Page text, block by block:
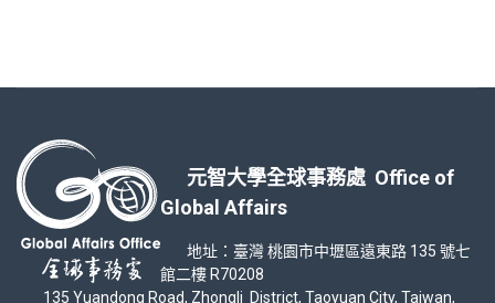
元智大學全球事務處 Office of
Global Affairs
地址：臺灣 桃園市中壢區遠東路 135 號七
館二樓 R70208
135 Yuandong Road, Zhongli District, Taoyuan City, Taiwan,